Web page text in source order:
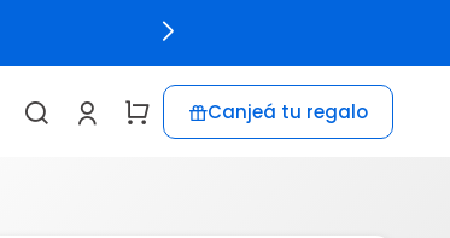
Canjeá tu regalo